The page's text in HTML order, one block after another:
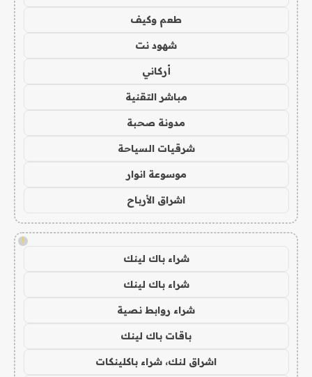
طعم وكيف
شهود نت
أركاني
مباشر التقنية
مدونة صحبة
شرقيات السياحة
موسوعة انوار
اشراق الأرباح
!
شراء باك لينك
شراء باك لينك
شراء روابط نصية
باقات باك لينك
اشراق لنك، شراء باكلينكات